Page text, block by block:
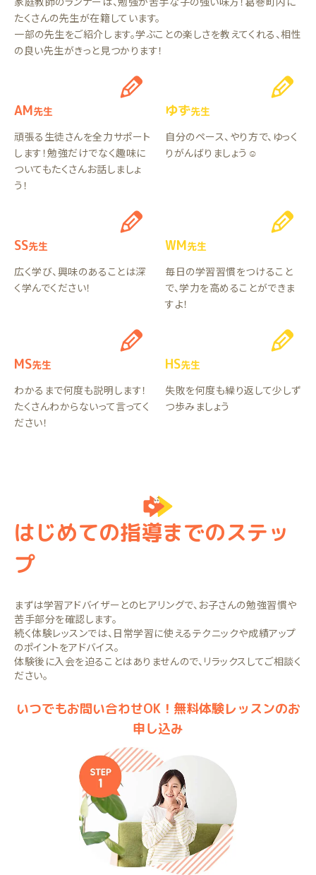
たくさんの先生が在籍しています。
一部の先生をご紹介します。学ぶことの楽しさを教えてくれる、相性
の良い先生がきっと見つかります！
AM先生
頑張る生徒さんを全力サポート
します！勉強だけでなく趣味に
ついてもたくさんお話しましょ
う！
ゆず先生
自分のペース、やり方で、ゆっく
りがんばりましょう☺︎
SS先生
広く学び、興味のあることは深
く学んでください！
WM先生
毎日の学習習慣をつけること
で、学力を高めることができま
すよ！
MS先生
わかるまで何度も説明します！
たくさんわからないって言ってく
ださい！
HS先生
失敗を何度も繰り返して少しず
つ歩みましょう
はじめての指導までのステッ
プ
まずは学習アドバイザーとのヒアリングで、お子さんの勉強習慣や
苦手部分を確認します。
続く体験レッスンでは、日常学習に使えるテクニックや成績アップ
のポイントをアドバイス。
体験後に入会を迫ることはありませんので、リラックスしてご相談く
ださい。
いつでもお問い合わせOK！無料体験レッスンのお
申し込み